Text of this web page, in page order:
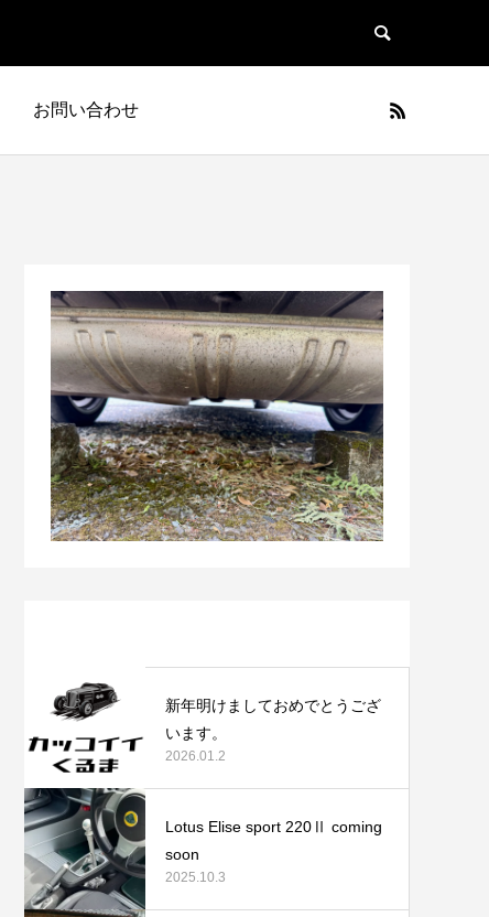
お問い合わせ
日本車
JAPAN
フランス車
FRANCE
新年明けましておめでとうござ
います。
2026.01.2
Lotus Elise sport 220Ⅱ coming
soon
2025.10.3